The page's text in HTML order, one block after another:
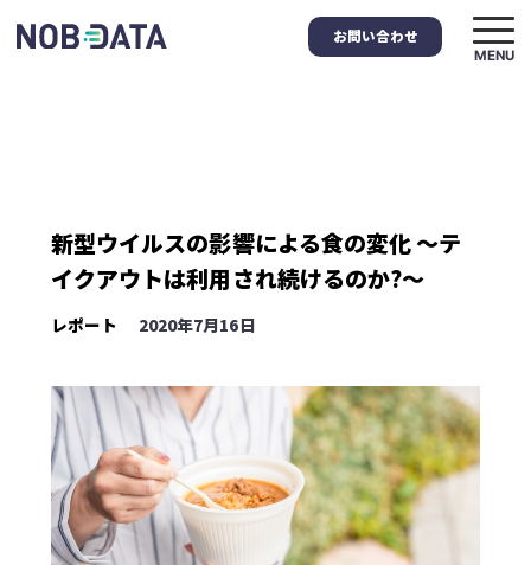
お問い合わせ
MENU
新型ウイルスの影響による食の変化 〜テ
イクアウトは利用され続けるのか?〜
レポート 2020年7月16日